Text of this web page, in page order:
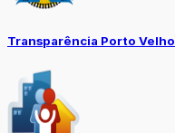
Transparência Porto Velho